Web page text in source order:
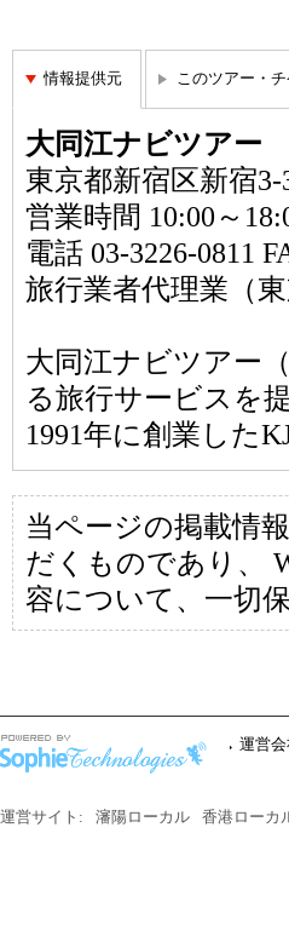
情報提供元 このツアー・
大同江ナビツアー
東京都新宿区新宿
営業時間 10:00～
電話 03-3226-0811
旅行業者代理業（
大同江ナビツアー
る旅行サービスを
1991年に創業した
当ページの掲載情
だくものであり、
容について、一切
運営会
運営サイト: 瀋陽ローカル 香港ローカ